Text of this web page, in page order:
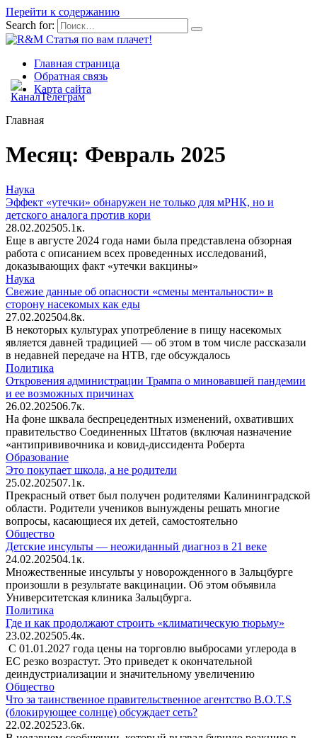
Перейти к содержанию
Search for:
Главная страница
Обратная связь
Карта сайта
Главная
Месяц: Февраль 2025
Наука
Эффект «утечки» обнаружен не только для мРНК, но и
детского аналога против кори
28.02.202505.1к.
Еще в августе 2024 года нами была представлена обзорная
работа с описанием всех проведенных исследований,
доказывающих факт «утечки вакцины»
Наука
Свежие данные об опасности «смены ментальности» в
сторону насекомых как еды
27.02.202504.8к.
В некоторых культурах употребление в пищу насекомых
является давней традицией — об этом в том числе рассказали
в недавней передаче на НТВ, где обсуждалось
Политика
Откровения администрации Трампа о миновавшей пандемии
и ее возможных причинах
26.02.202506.7к.
На фоне шквала беспрецедентных изменений, охвативших
правительство Соединенных Штатов (включая назначение
«антипрививочника и ковид-диссидента Роберта
Образование
Это покупает школа, а не родители
25.02.202507.1к.
Прекрасный ответ был получен родителями Калининградской
области. Родители учеников вынуждены решать многие
вопросы, касающиеся их детей, самостоятельно
Общество
Детские инсульты — неожиданный диагноз в 21 веке
24.02.202504.1к.
Множественные инсульты у новорожденного в Зальцбурге
произошли в результате вакцинации. Об этом объявила
Университетская клиника Зальцбурга.
Политика
Где и как продолжают строить «климатическую тюрьму»
23.02.202505.4к.
С 01.01.2027 года цены на торговлю выбросами углерода в
ЕC резко возрастут. Это приведет к окончательной
деиндустриализации и значительному увеличению
Общество
Что за таинственное правительственное агентство B.O.T.S
(блокирующее солнце) обсуждает сеть?
22.02.202523.6к.